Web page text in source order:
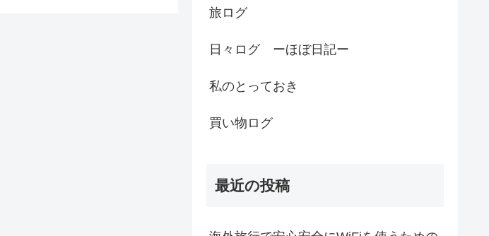
旅ログ
日々ログ ーほぼ日記ー
私のとっておき
買い物ログ
最近の投稿